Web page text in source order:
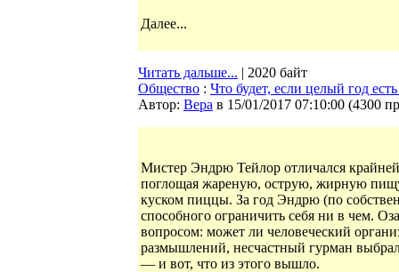
Далее...
Читать дальше... | 2020 байт
Общество : Что будет, если целый год
Автор: Bepa в 15/01/2017 07:10:00 (4300
Мистер Эндрю Тейлор отличался
поглощая жареную, острую, жирную пищу.
куском пиццы. За год Эндрю (по
способного ограничить себя ни в чем.
вопросом: может ли человеческий
размышлений, несчастный гурман
— и вот, что из этого вышло.